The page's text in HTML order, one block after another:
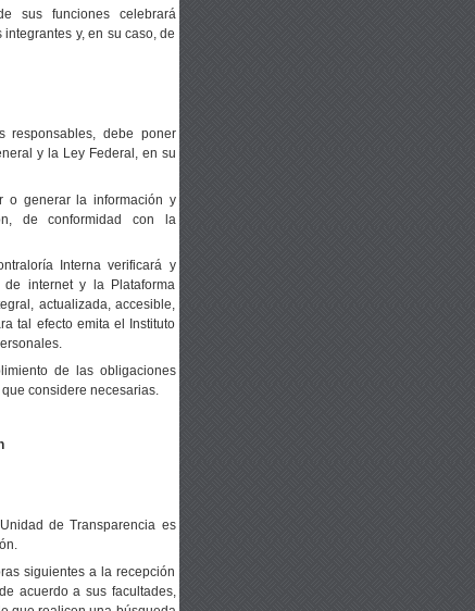
sus funciones celebrará
y, en su caso, de
responsables, debe poner
y la Ley Federal, en su
o generar la información y
de conformidad con la
Interna verificará y
internet y la Plataforma
actualizada, accesible,
tal efecto emita el Instituto
de las obligaciones
considere necesarias.
de Transparencia es
siguientes a la recepción
acuerdo a sus facultades,